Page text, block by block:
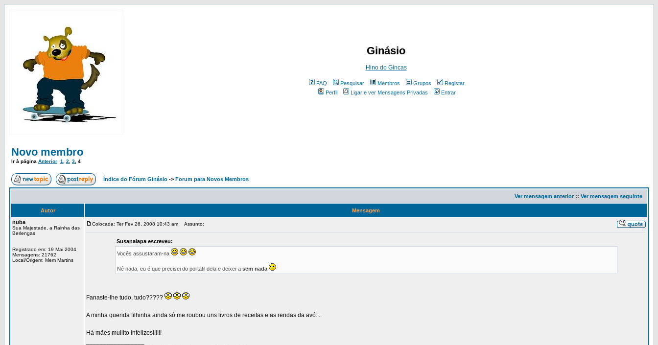
Ginásio
Hino do Gincas
FAQ Pesquisar Membros Grupos
Registar
Perfil
Ligar e ver Mensagens Privadas Entrar
Novo membro
Ir à página Anterior 1 2 3 4
Índice do Fórum Ginásio -> Forum para Novos Membros
Ver mensagem anterior :: Ver mensagem seguinte
Autor
Mensagem
nuba
Sua Majestade, a Rainha das
Berlengas
Registrado em: 19 Mai 2004
Mensagens: 21762
Local/Origem: Mem Martins
Colocada: Ter Fev 26, 2008 10:43 am Assunto:
Susanalapa escreveu:
Vocês assustaram-na
Né nada, eu é que precisei do portatil dela e deixei-a sem nada
Fanaste-lhe tudo, tudo?????
A minha querida filhinha ainda só me roubou uns livros de receitas e as rendas da avó....
Há mães muiiito infelizes!!!!!!